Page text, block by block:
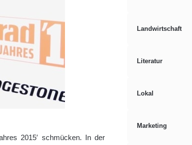
2015′ schmücken. In der
Landwirtschaft
Literatur
Lokal
Marketing